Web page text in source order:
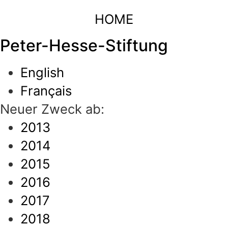
HOME
Peter-Hesse-Stiftung
English
Français
Neuer Zweck ab:
2013
2014
2015
2016
2017
2018